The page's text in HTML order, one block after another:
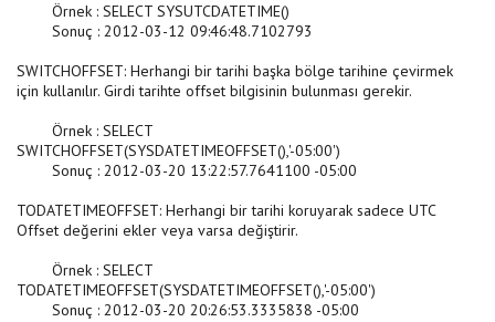
Örnek : SELECT SYSUTCDATETIME()
Sonuç : 2012-03-12 09:46:48.7102793
SWITCHOFFSET: Herhangi bir tarihi başka bölge tarihine çevirmek
için kullanılır. Girdi tarihte offset bilgisinin bulunması gerekir.
Örnek : SELECT
SWITCHOFFSET(SYSDATETIMEOFFSET(),'-05:00')
Sonuç : 2012-03-20 13:22:57.7641100 -05:00
TODATETIMEOFFSET: Herhangi bir tarihi koruyarak sadece UTC
Offset değerini ekler veya varsa değiştirir.
Örnek : SELECT
TODATETIMEOFFSET(SYSDATETIMEOFFSET(),'-05:00')
Sonuç : 2012-03-20 20:26:53.3335838 -05:00